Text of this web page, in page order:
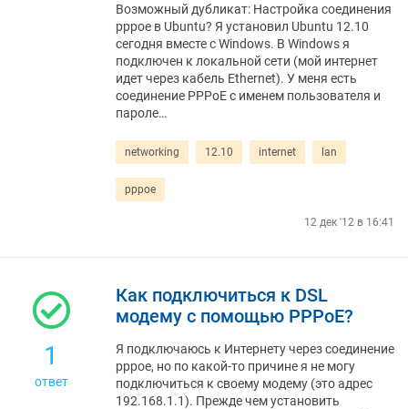
Возможный дубликат: Настройка соединения
pppoe в Ubuntu? Я установил Ubuntu 12.10
сегодня вместе с Windows. В Windows я
подключен к локальной сети (мой интернет
идет через кабель Ethernet). У меня есть
соединение PPPoE с именем пользователя и
пароле…
networking 12.10 internet lan
pppoe
12 дек '12 в 16:41
1
ответ
Как подключиться к DSL
модему с помощью PPPoE?
Я подключаюсь к Интернету через соединение
pppoe, но по какой-то причине я не могу
подключиться к своему модему (это адрес
192.168.1.1). Прежде чем установить